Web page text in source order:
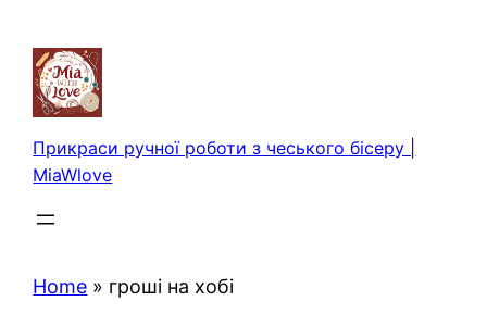
вмісту
Прикраси ручної роботи з чеського бісеру |
MiaWlove
Home » гроші на хобі